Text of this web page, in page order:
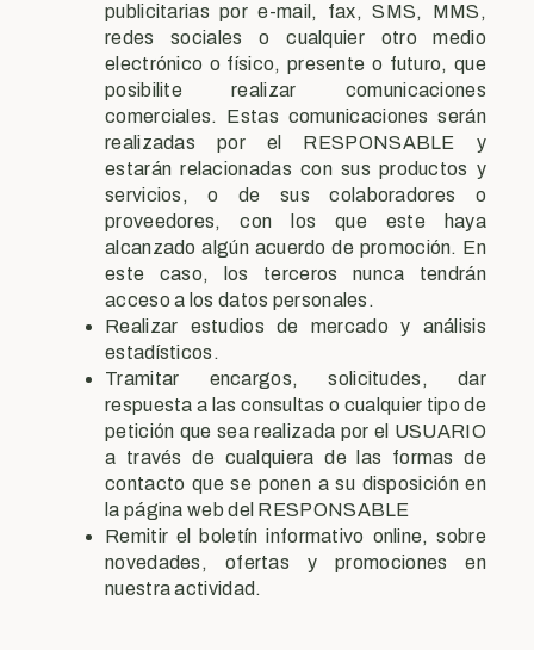
publicitarias por e-mail, fax, SMS, MMS,
redes sociales o cualquier otro medio
electrónico o físico, presente o futuro, que
posibilite realizar comunicaciones
comerciales. Estas comunicaciones serán
realizadas por el RESPONSABLE y
estarán relacionadas con sus productos y
servicios, o de sus colaboradores o
proveedores, con los que este haya
alcanzado algún acuerdo de promoción. En
este caso, los terceros nunca tendrán
acceso a los datos personales.
Realizar estudios de mercado y análisis
estadísticos.
Tramitar encargos, solicitudes, dar
respuesta a las consultas o cualquier tipo de
petición que sea realizada por el USUARIO
a través de cualquiera de las formas de
contacto que se ponen a su disposición en
la página web del RESPONSABLE
Remitir el boletín informativo online, sobre
novedades, ofertas y promociones en
nuestra actividad.